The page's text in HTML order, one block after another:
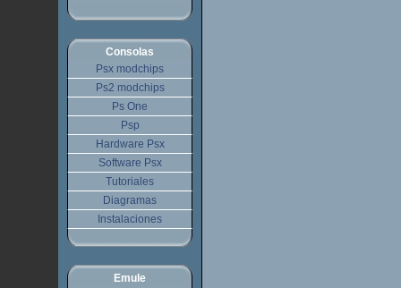
Consolas
Psx modchips
Ps2 modchips
Ps One
Psp
Hardware Psx
Software Psx
Tutoriales
Diagramas
Instalaciones
Emule